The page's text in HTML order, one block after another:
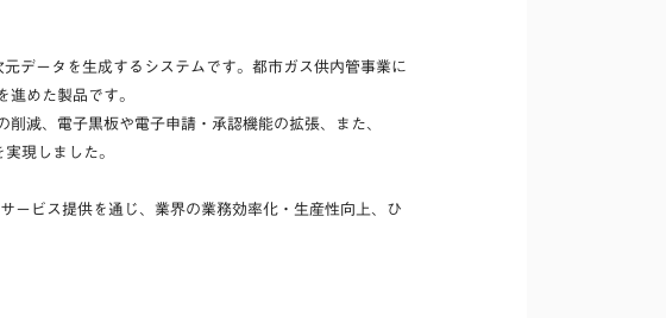
データを生成するシステムです。都市ガス供内管事業に
めた製品です。
減、電子黒板や電子申請・承認機能の拡張、また、
現しました。
ービス提供を通じ、業界の業務効率化・生産性向上、ひ